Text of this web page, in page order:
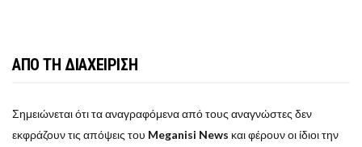
ΑΠΟ ΤΗ ΔΙΑΧΕΙΡΙΣΗ
Σημειώνεται ότι τα αναγραφόμενα από τους αναγνώστες δεν
εκφράζουν τις απόψεις του Meganisi News και φέρουν οι ίδιοι την